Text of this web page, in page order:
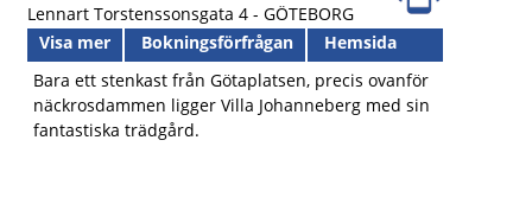
Lennart Torstenssonsgata 4 - GÖTEBORG
Visa mer
Bokningsförfrågan
Hemsida
Bara ett stenkast från Götaplatsen, precis ovanför
näckrosdammen ligger Villa Johanneberg med sin
fantastiska trädgård.